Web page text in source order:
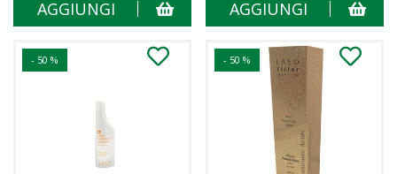
AGGIUNGI AGGIUNGI
- 50 % - 50 %